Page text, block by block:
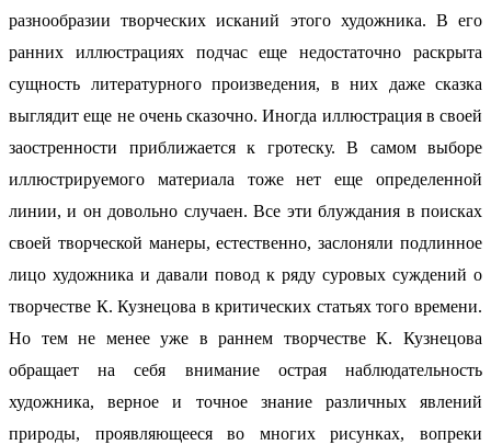
разнообразии творческих исканий этого художника. В его
ранних иллюстрациях подчас еще недостаточно раскрыта
сущность литературного произведения, в них даже сказка
выглядит еще не очень сказочно. Иногда иллюстрация в своей
заостренности приближается к гротеску. В самом выборе
иллюстрируемого материала тоже нет еще определенной
линии, и он довольно случаен. Все эти блуждания в поисках
своей творческой манеры, естественно, заслоняли подлинное
лицо художника и давали повод к ряду суровых суждений о
творчестве К. Кузнецова в критических статьях того времени.
Но тем не менее уже в раннем творчестве К. Кузнецова
обращает на себя внимание острая наблюдательность
художника, верное и точное знание различных явлений
природы, проявляющееся во многих рисунках, вопреки